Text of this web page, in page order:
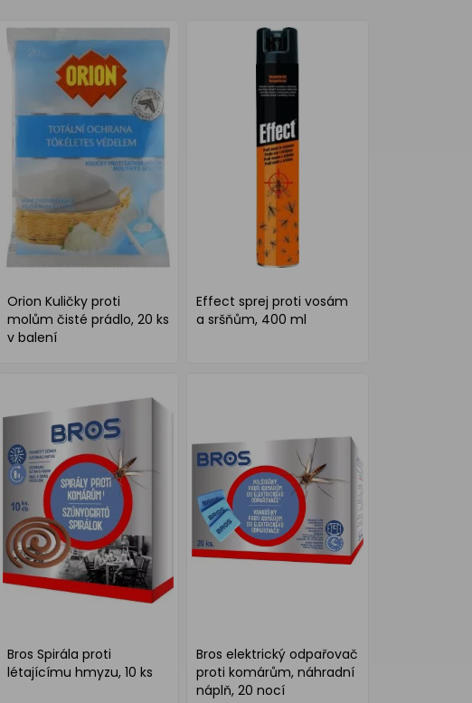
Orion Kuličky proti
molům čisté prádlo, 20 ks
v balení
Effect sprej proti vosám
a sršňům, 400 ml
Bros Spirála proti
létajícímu hmyzu, 10 ks
Bros elektrický odpařovač
proti komárům, náhradní
náplň, 20 nocí